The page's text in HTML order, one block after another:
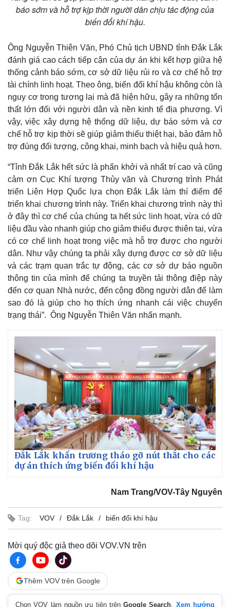
Bất động sản
Khởi nghiệp
Giá vàng
Tiêu dùng
Tỷ giá
Chứng khoán
Giá cà phê
báo sớm và hỗ trợ kịp thời người dân chịu tác động của
biến đổi khí hậu.
Ông Nguyễn Thiên Văn, Phó Chủ tịch UBND tỉnh Đắk Lắk
đánh giá cao cách tiếp cận của dự án khi kết hợp giữa hệ
thống cảnh báo sớm, cơ sở dữ liệu rủi ro và cơ chế hỗ trợ
tài chính linh hoạt. Theo ông, biến đổi khí hậu không còn là
nguy cơ trong tương lai mà đã hiện hữu, gây ra những tổn
thất lớn đối với người dân và nền kinh tế địa phương. Vì
vậy, việc xây dựng hệ thống dữ liệu, dự báo sớm và cơ
chế hỗ trợ kịp thời sẽ giúp giảm thiểu thiệt hại, bảo đảm hỗ
trợ đúng đối tượng, công khai, minh bạch và hiệu quả hơn.
“Tỉnh Đắk Lắk hết sức là phấn khởi và nhất trí cao và cũng
cảm ơn Cục Khí tượng Thủy văn và Chương trình Phát
triển Liên Hợp Quốc lựa chọn Đắk Lắk làm thí điểm để
triển khai chương trình này. Triển khai chương trình này thì
ở đây thì cơ chế của chúng ta hết sức linh hoạt, vừa có dữ
liệu đầu vào nhanh giúp cho giảm thiểu được thiên tai, vừa
có cơ chế linh hoạt trong việc mà hỗ trợ được cho người
dân. Như vậy chúng ta phải xây dựng được cơ sở dữ liệu
và các trạm quan trắc tự động, các cơ sở dự báo nguồn
thông tin của mình để chúng ta truyền tải thông điệp này
đến cơ quan Nhà nước, đến cộng đồng người dân để làm
sao đó là giúp cho họ thích ứng nhanh cái việc chuyển
trạng thái”. Ông Nguyễn Thiên Văn nhấn mạnh.
Đắk Lắk khẩn trương tháo gỡ nút thắt cho các
dự án thích ứng biến đổi khí hậu
Nam Trang/VOV-Tây Nguyên
Tag: VOV Đắk Lắk biến đổi khí hậu
Mời quý độc giả theo dõi VOV.VN trên
Thêm VOV trên Google
Chọn VOV làm nguồn ưu tiên trênGoogle Search Xem hướng